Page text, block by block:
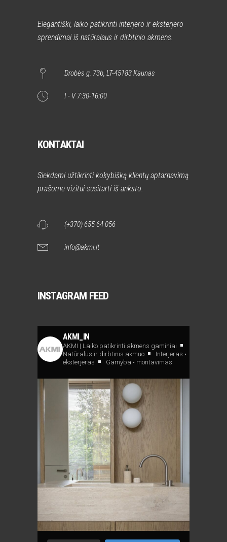
Elegantiški, laiko patikrinti interjero ir eksterjero
sprendimai iš natūralaus ir dirbtinio akmens.
Drobės g. 73b, LT-45183 Kaunas
I - V 7:30-16:00
KONTAKTAI
Siekdami užtikrinti kokybišką klientų aptarnavimą
prašome vizitui susitarti iš anksto.
(+370) 655 64 056
info@akmi.lt
INSTAGRAM FEED
AKMI_IN
AKMI | Laiko patikrinti akmens gaminiai
Natūralus ir dirbtinis akmuo
Interjeras •
eksterjeras
Gamyba • montavimas